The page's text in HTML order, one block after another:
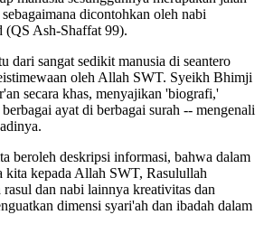
dicontohkan oleh nabi
(QS Ash-Shaffat 99).
dari sangat sedikit manusia di seantero
oleh Allah SWT. Syeikh Bhimji
secara khas, menyajikan 'biografi,'
ayat di berbagai surah -- mengenali
beroleh deskripsi informasi, bahwa dalam
kita kepada Allah SWT, Rasulullah
dan nabi lainnya kreativitas dan
dimensi syari'ah dan ibadah dalam